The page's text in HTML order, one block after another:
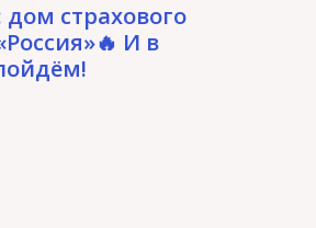
дом страхового
И в